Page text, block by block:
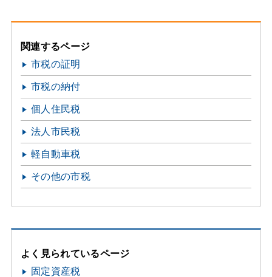
関連するページ
市税の証明
市税の納付
個人住民税
法人市民税
軽自動車税
その他の市税
よく見られているページ
固定資産税